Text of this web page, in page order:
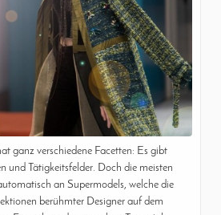
ganz verschiedene Facetten: Es gibt
und Tätigkeitsfelder. Doch die meisten
an Supermodels, welche die
berühmter Designer auf dem